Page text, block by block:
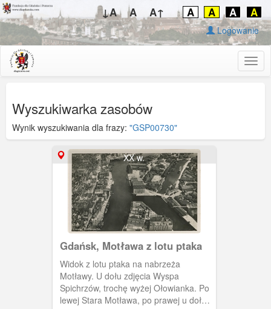
↓A A A↑ A A A A
Logowanie
Wyszukiwarka zasobów
Wynik wyszukiwania dla frazy: "GSP00730"
XX w.
Gdańsk, Motława z lotu ptaka
Widok z lotu ptaka na nabrzeża
Motławy. U dołu zdjęcia Wyspa
Spichrzów, trochę wyżej Ołowianka. Po
lewej Stara Motława, po prawej u dołu